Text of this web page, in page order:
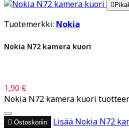

Tuotemerkki: Nokia
Nokia N72 kamera kuori
1,90 €
Nokia N72 kamera kuori
 Ostoskoriin Lisää Nokia N72